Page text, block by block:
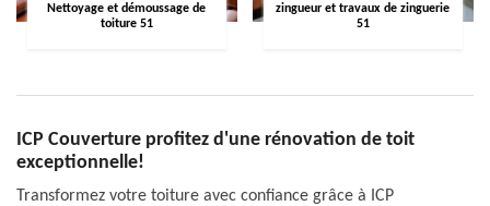
Nettoyage et démoussage de
toiture 51
zingueur et travaux de zinguerie
51
ICP Couverture profitez d'une rénovation de toit
exceptionnelle!
Transformez votre toiture avec confiance grâce à ICP